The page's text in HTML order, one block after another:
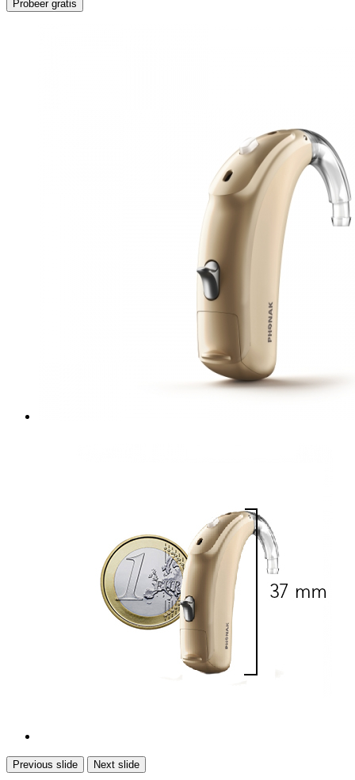
Probeer gratis
Previous slide Next slide